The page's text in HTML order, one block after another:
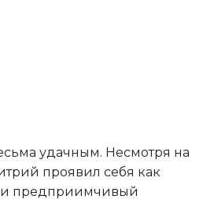
удачным. Несмотря на
проявил себя как
и предприимчивый